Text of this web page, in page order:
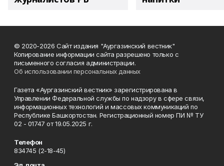
© 2020-2026 Сайт издания "Аургазинский вестник"
Копирование информации сайта разрешено только с
письменного согласия администрации.
Об использовании персональных данных
Газета «Аургазинский вестник» зарегистрирована в
Управлении Федеральной службы по надзору в сфере связи,
информационных технологий и массовых коммуникаций по
Республике Башкортостан. Регистрационный номер ПИ № ТУ
02 - 01747 от 19.05.2025 г.
Телефон
834745 (2-18-45)